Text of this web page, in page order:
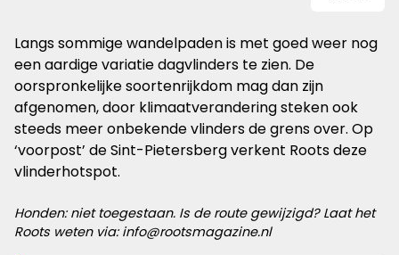
Langs sommige wandelpaden is met goed weer nog
een aardige variatie dagvlinders te zien. De
oorspronkelijke soortenrijkdom mag dan zijn
afgenomen, door klimaatverandering steken ook
steeds meer onbekende vlinders de grens over. Op
‘voorpost’ de Sint-Pietersberg verkent Roots deze
vlinderhotspot.
Honden: niet toegestaan. Is de route gewijzigd? Laat het
Roots weten via: info@rootsmagazine.nl